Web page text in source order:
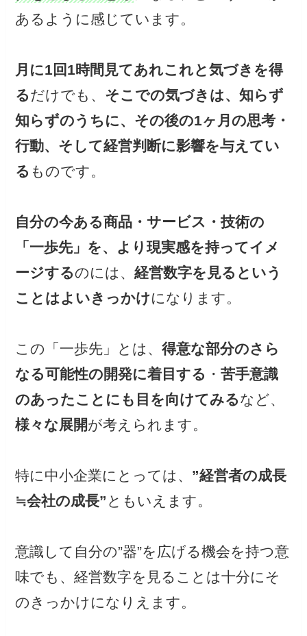
あるように感じています。
月に1回1時間見てあれこれと気づきを得
るだけでも、 そこでの気づきは、知らず
知らずのうちに、その後の1ヶ月の思考・
行動、そして経営判断に影響を与えてい
る ものです。
自分の今ある商品・サービス・技術の
「一歩先」を、より現実感を持ってイメ
ージするのには、経営数字を見るという
ことはよいきっかけになります。
この「一歩先」とは、得意な部分のさら
なる可能性の開発に着目する ・苦手意識
のあったことにも目を向けてみるなど、
様々な展開が考えられます。
特に中小企業にとっては、 ”経営者の成長
≒会社の成長” ともいえます。
意識して自分の”器”を広げる機会を持つ意
味でも、経営数字を見ることは十分にそ
のきっかけになりえます。